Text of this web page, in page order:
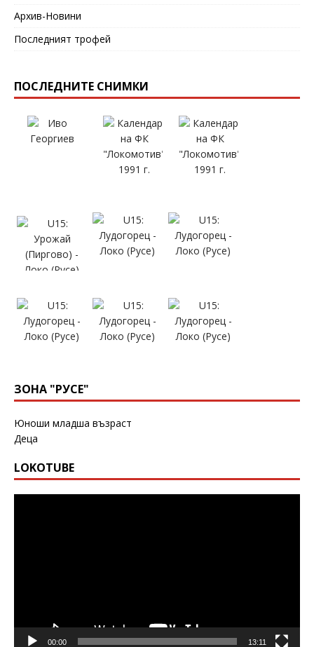
Архив-Новини
Последният трофей
ПОСЛЕДНИТЕ СНИМКИ
ЗОНА "РУСЕ"
Юноши младша възраст
Деца
LOKOTUBE
00:00 13:11